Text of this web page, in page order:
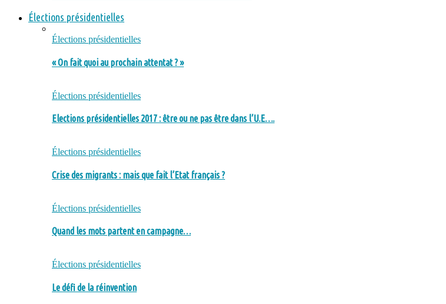
Élections présidentielles
Élections présidentielles
« On fait quoi au prochain attentat ? »
Élections présidentielles
Elections présidentielles 2017 : être ou ne pas être dans l’U.E….
Élections présidentielles
Crise des migrants : mais que fait l’Etat français ?
Élections présidentielles
Quand les mots partent en campagne…
Élections présidentielles
Le défi de la réinvention